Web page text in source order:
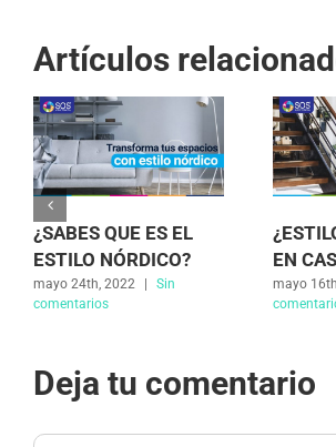
Artículos
¿SABES QUE ES EL
ESTILO NÓRDICO?
mayo 24th, 2022 |
Sin
comentarios
EN
mayo
Deja tu comentario